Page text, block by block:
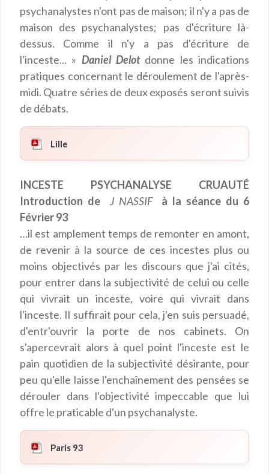
psychanalystes n'ont pas de maison; il n'y a pas de
maison des psychanalystes; pas d'écriture là-
dessus. Comme il n'y a pas d'écriture de
l'inceste... » Daniel Delotdonne les indications
pratiques concernant le déroulement de l'après-
midi. Quatre séries de deux exposés seront suivis
de débats.
Lille
INCESTE PSYCHANALYSE CRUAUTÉ
Introduction de
J NASSIF
à la séance du 6
Février 93
…il est amplement temps de remonter en amont,
de revenir à la source de ces incestes plus ou
moins objectivés par les discours que j'ai cités,
pour entrer dans la subjectivité de celui ou celle
qui vivrait un inceste, voire qui vivrait dans
l'inceste. Il suffirait pour cela, j'en suis persuadé,
d'entr'ouvrir la porte de nos cabinets. On
s'apercevrait alors à quel point l'inceste est le
pain quotidien de la subjectivité désirante, pour
peu qu'elle laisse l'enchaînement des pensées se
dérouler dans l'objectivité impeccable que lui
offre le praticable d'un psychanalyste.
Paris 93